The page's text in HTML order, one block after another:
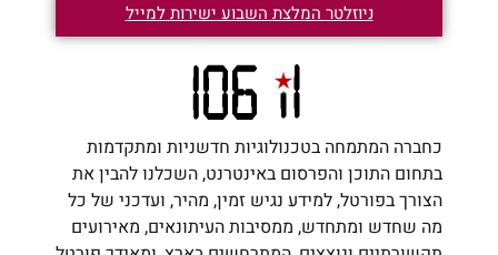
ניוזלטר המלצת השבוע ישירות למייל
כחברה המתמחה בטכנולוגיות חדשניות ומתקדמות
בתחום התוכן והפרסום באינטרנט, השכלנו להבין את
הצורך בפורטל, למידע נגיש זמין, מהיר, ועדכני של כל
מה שחדש ומתחדש, ממסיבות העיתונאים, מאירועים